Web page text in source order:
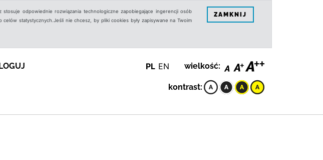
odpowiednie rozwiązania technologiczne zapobiegające ingerencji osób
statystycznych.Jeśli nie chcesz, by pliki cookies były zapisywane na Twoim
ZAMKNIJ
PL EN wielkość:
kontrast: